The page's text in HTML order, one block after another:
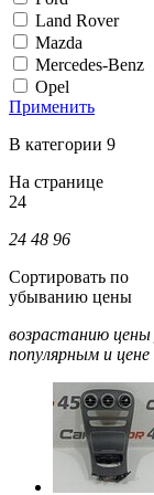
Land Rover
Mazda
Mercedes-Benz
Opel
Применить
В категории 9
На странице
24
24 48 96
Сортировать по
убыванию цены
возрастанию цены
популярным и цене